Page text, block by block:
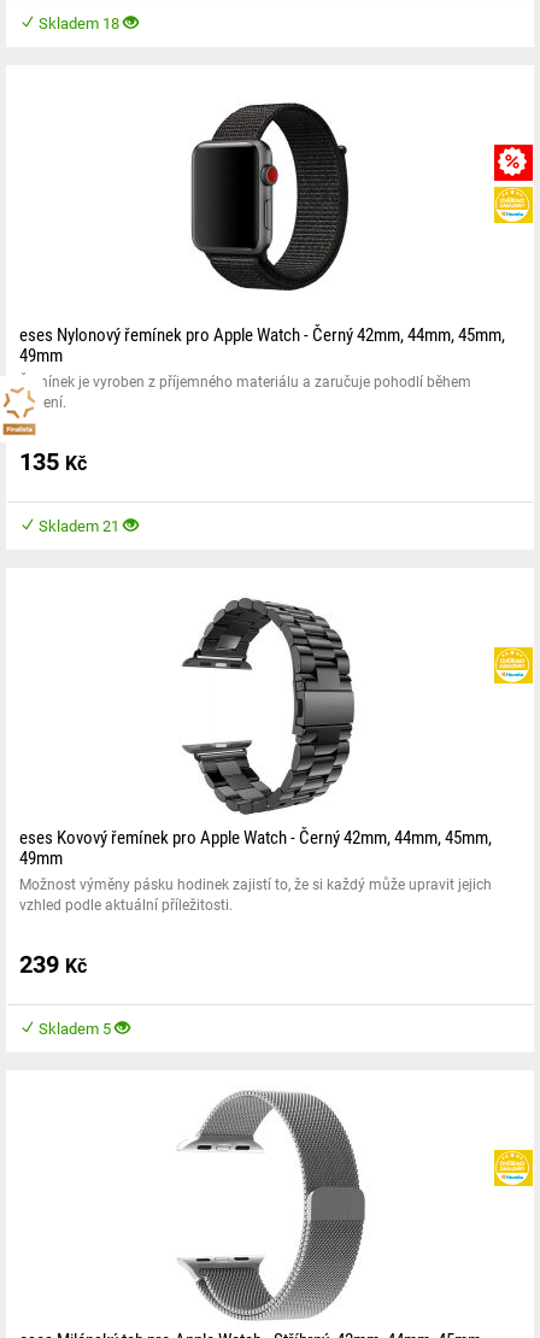
Skladem 18
eses Nylonový řemínek pro Apple Watch - Černý 42mm, 44mm, 45mm,
49mm
Řemínek je vyroben z příjemného materiálu a zaručuje pohodlí během
nošení.
135 Kč
Skladem 21
eses Kovový řemínek pro Apple Watch - Černý 42mm, 44mm, 45mm,
49mm
Možnost výměny pásku hodinek zajistí to, že si každý může upravit jejich
vzhled podle aktuální příležitosti.
239 Kč
Skladem 5